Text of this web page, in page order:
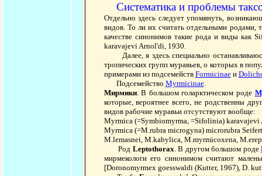
Систематика и проблемы
Отдельно здесь следует упомянуть,
видов. То ли их считать отдельными родами,
качестве синонимов такие рода и виды как
karavajevi Arnol'di, 1930.
Далее, я здесь специально
тропических групп муравьев, о которых в
примерами из подсемейств Formicinaeи
Подсемейство Myrmicinae.
Мирмики. В большом голарктическом роде
которые, вероятнее всего, не родственны
видов рабочие муравьи отсутствуют вообще:
Myrmica (=Symbiomyrma, =Sifolinia) karavajevi
Myrmica (=M.rubra microgyna) microrubra
M.lemasnei, M.kabylica, M.myrmicoxena,
Род Leptothorax. В другом большом роде
мирмекологи его синонимом считают
[Doronomyrmex goesswaldi (Kutter, 1967), D.